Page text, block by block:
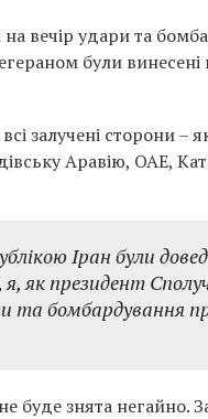
вечір удари та
були
залучені сторони –
Аравію, ОАЕ,
Іран були
я, як президент
та бомбардування
буде знята негайно.